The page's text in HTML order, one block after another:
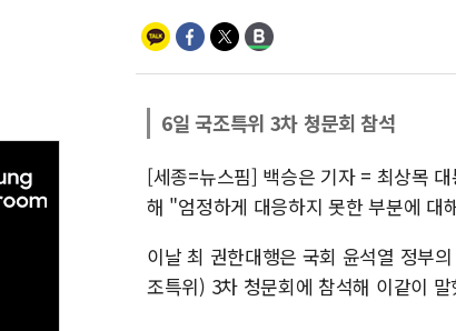
6일 국조특위 3차 청문회 참석
[세종=뉴스핌] 백승은 기자 = 최상목
해 "엄정하게 대응하지 못한 부분에 대
이날 최 권한대행은 국회 윤석열 정부
조특위) 3차 청문회에 참석해 이같이 말